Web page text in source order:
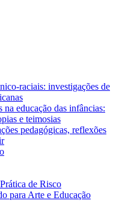
raciais: investigações de
na educação das infâncias:
e teimosias
pedagógicas, reflexões
de Risco
para Arte e Educação